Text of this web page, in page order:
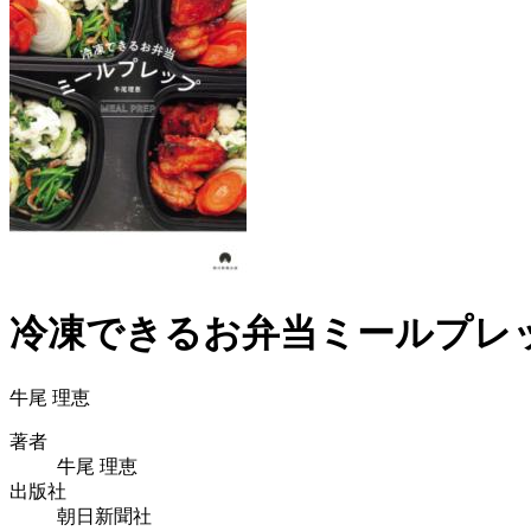
冷凍できるお弁当ミールプレ
牛尾 理恵
著者
牛尾 理恵
出版社
朝日新聞社